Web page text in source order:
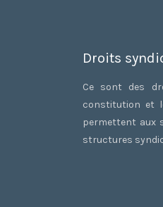
Droits
Ce sont des
constitution et
permettent aux
structures